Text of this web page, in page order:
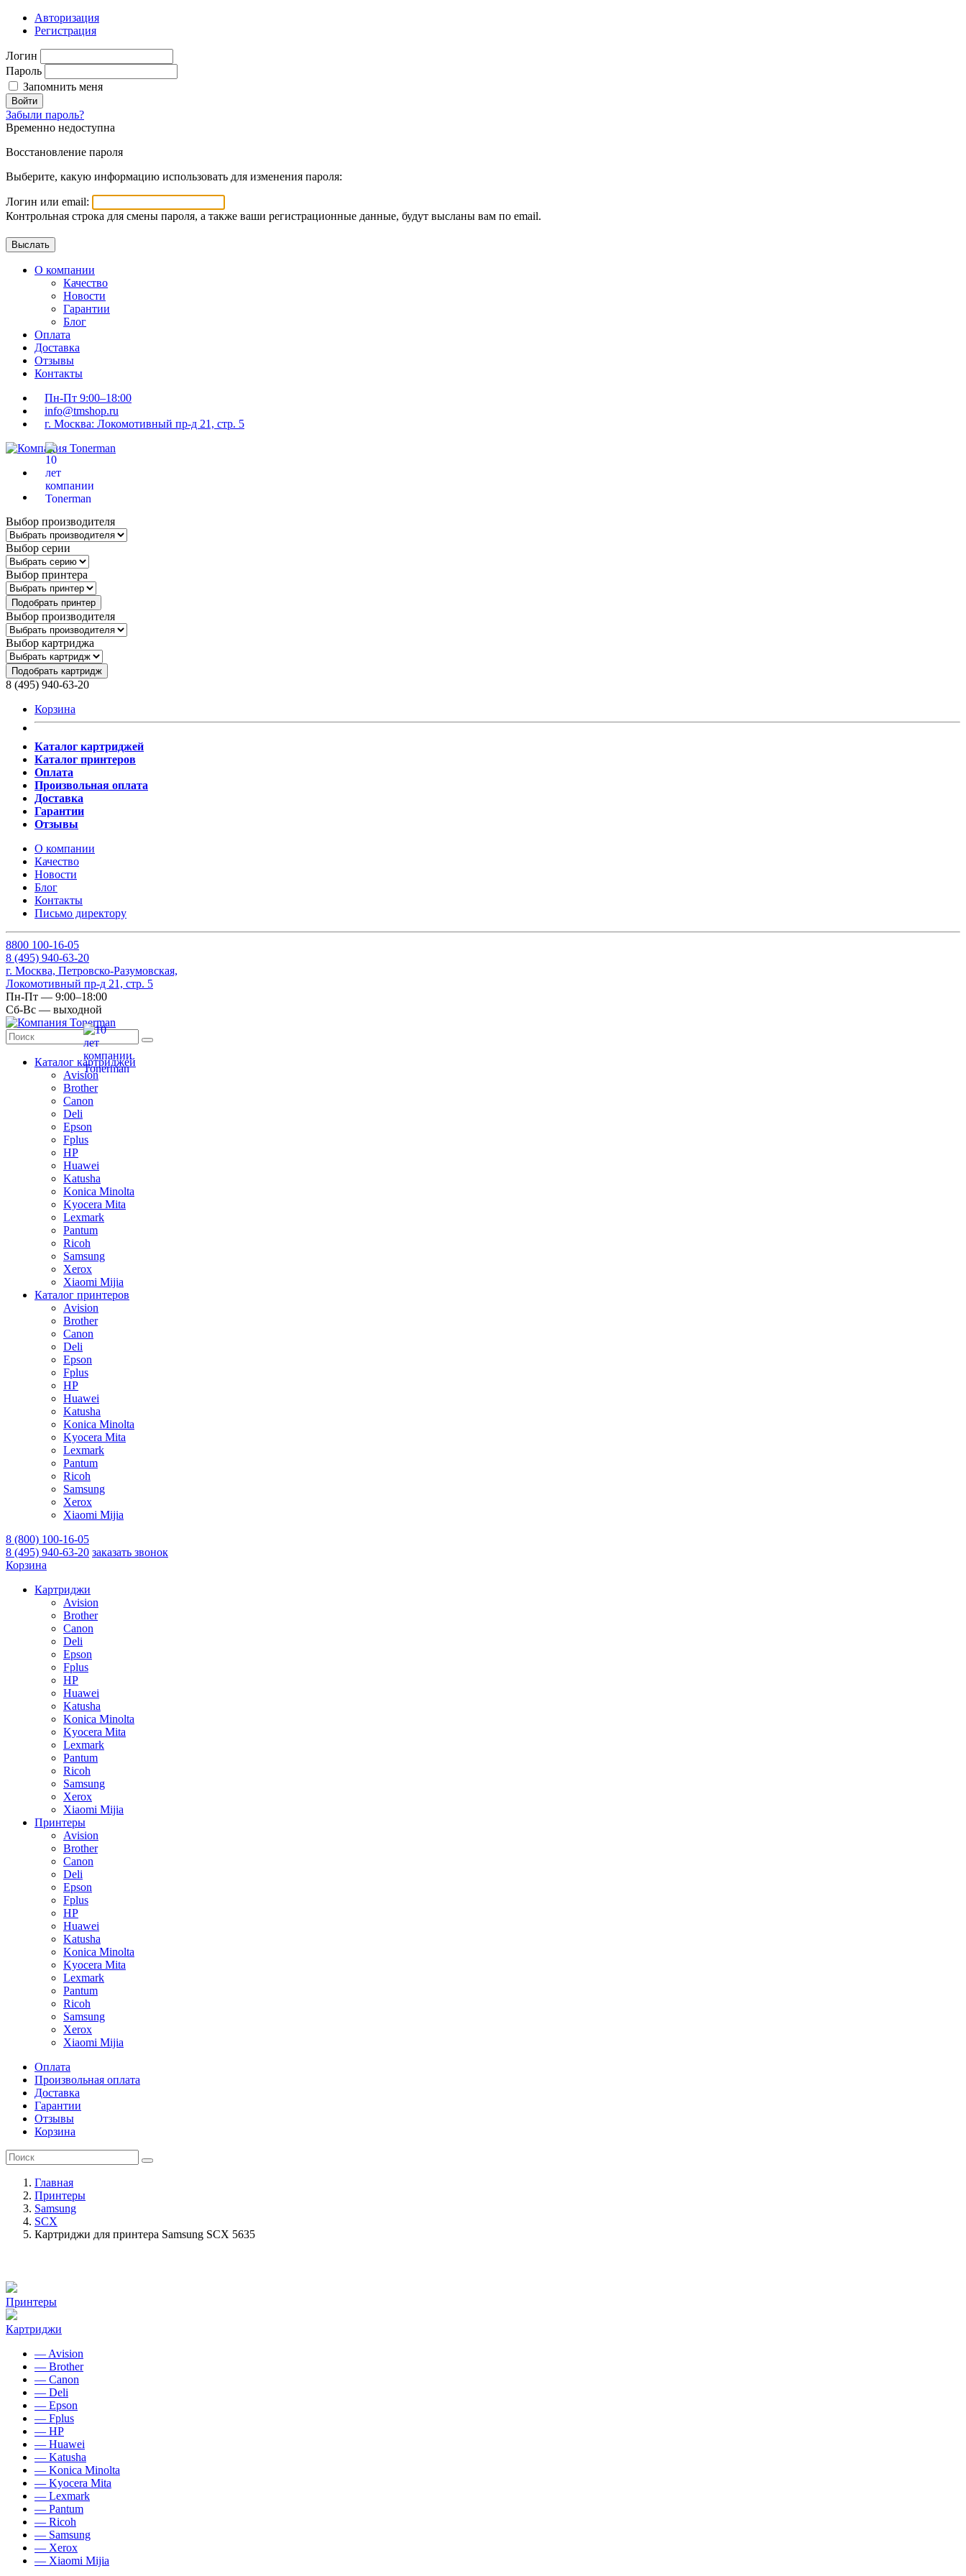
Авторизация
Регистрация
Логин
Пароль
Запомнить меня
Войти
Забыли пароль?
Временно недоступна
Восстановление пароля
Выберите, какую информацию использовать для изменения пароля:
Логин или email:
Контрольная строка для смены пароля, а также ваши регистрационные данные, будут высланы вам по email.
О компании
Качество
Новости
Гарантии
Блог
Оплата
Доставка
Отзывы
Контакты
Пн-Пт 9:00–18:00
info@tmshop.ru
г. Москва: Локомотивный пр-д 21, стр. 5
Выбор производителя
Выбор серии
Выбор принтера
Подобрать принтер
Выбор производителя
Выбор картриджа
Подобрать картридж
8 (495) 940-63-20
Корзина
Каталог картриджей
Каталог принтеров
Оплата
Произвольная оплата
Доставка
Гарантии
Отзывы
О компании
Качество
Новости
Блог
Контакты
Письмо директору
8800 100-16-05
8 (495) 940-63-20
г. Москва, Петровско-Разумовская,
Локомотивный пр-д 21, стр. 5
Пн-Пт — 9:00–18:00
Сб-Вс — выходной
Каталог картриджей
Avision
Brother
Canon
Deli
Epson
Fplus
HP
Huawei
Katusha
Konica Minolta
Kyocera Mita
Lexmark
Pantum
Ricoh
Samsung
Xerox
Xiaomi Mijia
Каталог принтеров
Avision
Brother
Canon
Deli
Epson
Fplus
HP
Huawei
Katusha
Konica Minolta
Kyocera Mita
Lexmark
Pantum
Ricoh
Samsung
Xerox
Xiaomi Mijia
8 (800) 100-16-05
8 (495) 940-63-20 заказать звонок
Корзина
Картриджи
Avision
Brother
Canon
Deli
Epson
Fplus
HP
Huawei
Katusha
Konica Minolta
Kyocera Mita
Lexmark
Pantum
Ricoh
Samsung
Xerox
Xiaomi Mijia
Принтеры
Avision
Brother
Canon
Deli
Epson
Fplus
HP
Huawei
Katusha
Konica Minolta
Kyocera Mita
Lexmark
Pantum
Ricoh
Samsung
Xerox
Xiaomi Mijia
Оплата
Произвольная оплата
Доставка
Гарантии
Отзывы
Корзина
Главная
Принтеры
Samsung
SCX
Картриджи для принтера Samsung SCX 5635
Принтеры
Картриджи
— Avision
— Brother
— Canon
— Deli
— Epson
— Fplus
— HP
— Huawei
— Katusha
— Konica Minolta
— Kyocera Mita
— Lexmark
— Pantum
— Ricoh
— Samsung
— Xerox
— Xiaomi Mijia